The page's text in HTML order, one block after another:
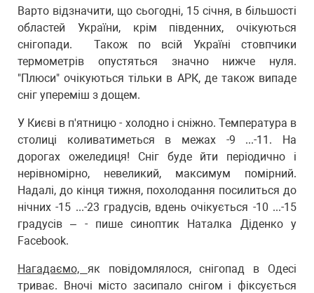
Варто відзначити, що сьогодні, 15 січня, в більшості
областей України, крім південних, очікуються
снігопади. Також по всій Україні стовпчики
термометрів опустяться значно нижче нуля.
"Плюси" очікуються тільки в АРК, де також випаде
сніг упереміш з дощем.
У Києві в п'ятницю - холодно і сніжно. Температура в
столиці коливатиметься в межах -9 ...-11. На
дорогах ожеледиця! Сніг буде йти періодично і
нерівномірно, невеликий, максимум помірний.
Надалі, до кінця тижня, похолодання посилиться до
нічних -15 ...-23 градусів, вдень очікується -10 ...-15
градусів – - пише синоптик Наталка Діденко у
Facebook.
Нагадаємо, як повідомлялося, снігопад в Одесі
триває. Вночі місто засипало снігом і фіксується